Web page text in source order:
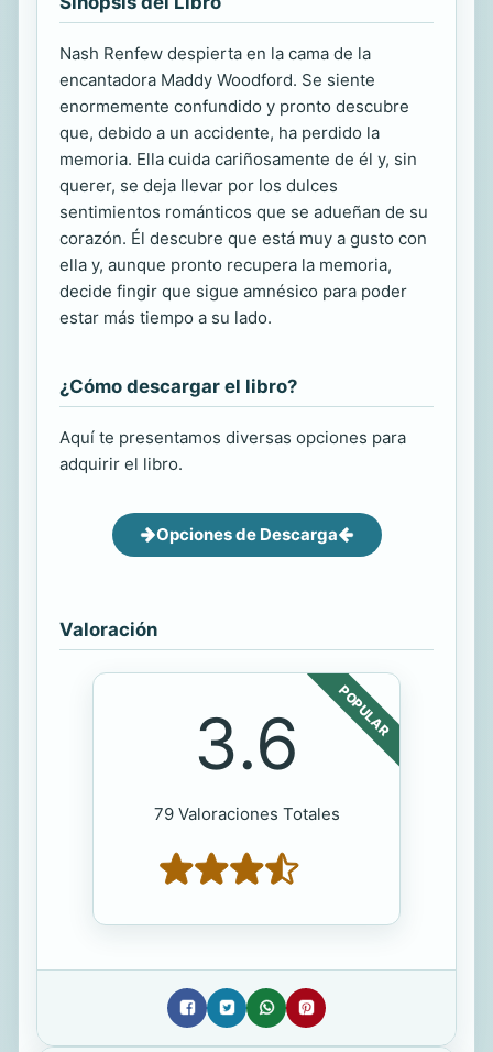
Nash Renfew despierta en la cama de la
encantadora Maddy Woodford. Se siente
enormemente confundido y pronto descubre
que, debido a un accidente, ha perdido la
memoria. Ella cuida cariñosamente de él y, sin
querer, se deja llevar por los dulces
sentimientos románticos que se adueñan de su
corazón. Él descubre que está muy a gusto con
ella y, aunque pronto recupera la memoria,
decide fingir que sigue amnésico para poder
estar más tiempo a su lado.
¿Cómo descargar el libro?
Aquí te presentamos diversas opciones para
adquirir el libro.
Opciones de Descarga
Valoración
POPULAR
3.6
79 Valoraciones Totales